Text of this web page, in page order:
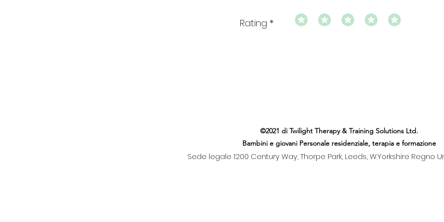
Rating
©2021 di Twilight Therapy & Training Solutions Ltd.
Bambini e giovani Personale residenziale, terapia e formazione
Sede legale 1200 Century Way, Thorpe Park, Leeds, W.Yorkshire Regno